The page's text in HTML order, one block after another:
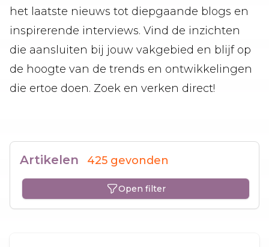
het laatste nieuws tot diepgaande blogs en
inspirerende interviews. Vind de inzichten
die aansluiten bij jouw vakgebied en blijf op
de hoogte van de trends en ontwikkelingen
die ertoe doen. Zoek en verken direct!
Artikelen 425 gevonden
Open filter